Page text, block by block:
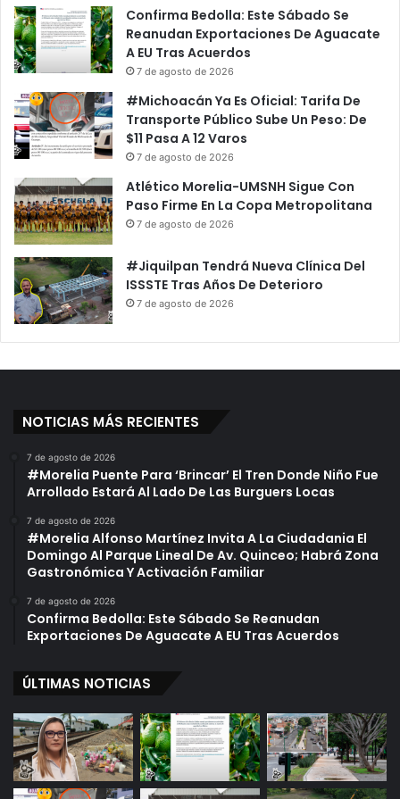
Confirma Bedolla: Este Sábado Se
Reanudan Exportaciones De Aguacate
A EU Tras Acuerdos
7 de agosto de 2026
#Michoacán Ya Es Oficial: Tarifa De
Transporte Público Sube Un Peso: De
$11 Pasa A 12 Varos
7 de agosto de 2026
Atlético Morelia-UMSNH Sigue Con
Paso Firme En La Copa Metropolitana
7 de agosto de 2026
#Jiquilpan Tendrá Nueva Clínica Del
ISSSTE Tras Años De Deterioro
7 de agosto de 2026
NOTICIAS MÁS RECIENTES
7 de agosto de 2026
#Morelia Puente Para ‘Brincar’ El Tren Donde Niño Fue
Arrollado Estará Al Lado De Las Burguers Locas
7 de agosto de 2026
#Morelia Alfonso Martínez Invita A La Ciudadania El
Domingo Al Parque Lineal De Av. Quinceo; Habrá Zona
Gastronómica Y Activación Familiar
7 de agosto de 2026
Confirma Bedolla: Este Sábado Se Reanudan
Exportaciones De Aguacate A EU Tras Acuerdos
ÚLTIMAS NOTICIAS